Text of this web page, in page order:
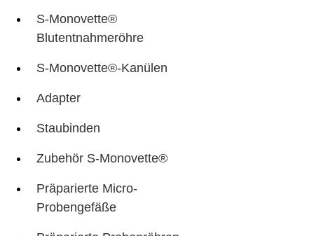
S-Monovette®
Blutentnahmeröhre
S-Monovette®-Kanülen
Adapter
Staubinden
Zubehör S-Monovette®
Präparierte Micro-
Probengefäße